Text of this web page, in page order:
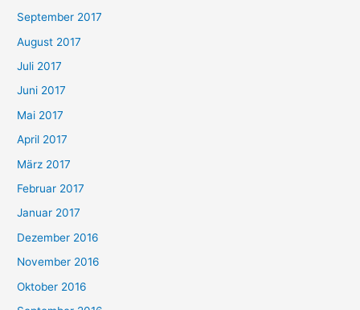
September 2017
August 2017
Juli 2017
Juni 2017
Mai 2017
April 2017
März 2017
Februar 2017
Januar 2017
Dezember 2016
November 2016
Oktober 2016